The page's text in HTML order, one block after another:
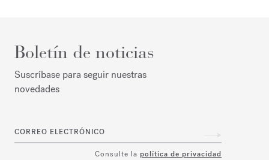
Boletín de noticias
Suscríbase para seguir nuestras
novedades
CORREO ELECTRÓNICO
Consulte la política de privacidad